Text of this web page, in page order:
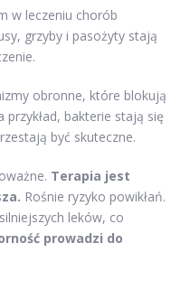
w leczeniu chorób
grzyby i pasożyty stają
obronne, które blokują
przykład, bakterie stają się
być skuteczne.
Terapia jest
Rośnie ryzyko powikłań.
leków, co
prowadzi do